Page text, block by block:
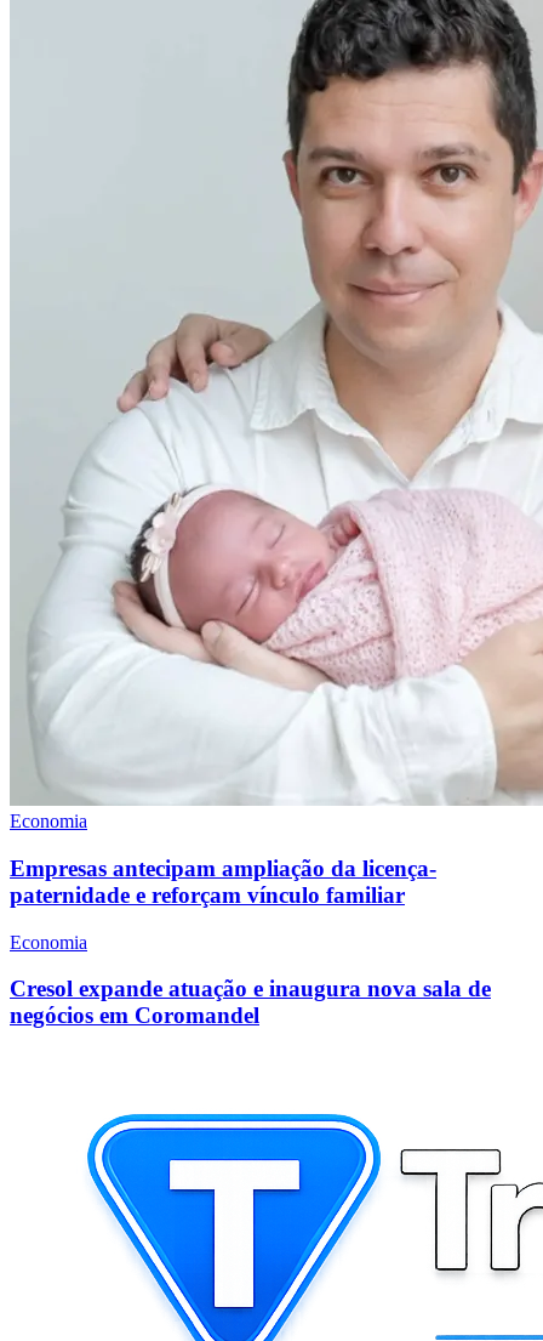
Economia
Empresas antecipam ampliação da licença-
paternidade e reforçam vínculo familiar
Economia
Cresol expande atuação e inaugura nova sala de
negócios em Coromandel